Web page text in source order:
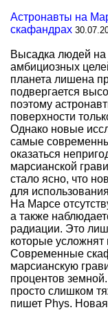
Астронавты на
скафандрах
Высадка людей на
амбициозных
планета лишена
подвергается
поэтому
поверхности
Однако новые
самые
оказаться
марсианской
стало ясно, что
для
На Марсе
а также
радиации. Это
которые
Современные
марсианскую
процентов
просто слишком
пишет Phys.